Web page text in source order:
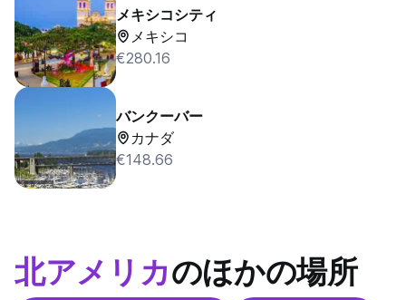
メキシコシティ
メキシコ
€280.16
バンクーバー
カナダ
€148.66
北アメリカのほかの場所